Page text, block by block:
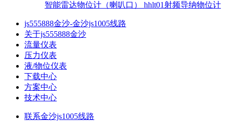
智能雷达物位计（喇叭口） hhlt01射频导纳物位计
js555888金沙-金沙js1005线路
关于js555888金沙
流量仪表
压力仪表
液/物位仪表
下载中心
方案中心
技术中心
联系金沙js1005线路